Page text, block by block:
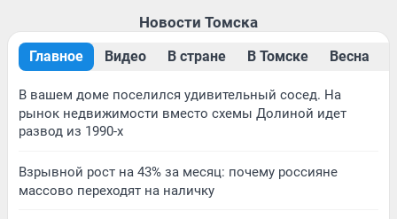
Новости Томска
Главное Видео В стране В Томске Весна
В вашем доме поселился удивительный сосед. На
рынок недвижимости вместо схемы Долиной идет
развод из 1990-х
Взрывной рост на 43% за месяц: почему россияне
массово переходят на наличку